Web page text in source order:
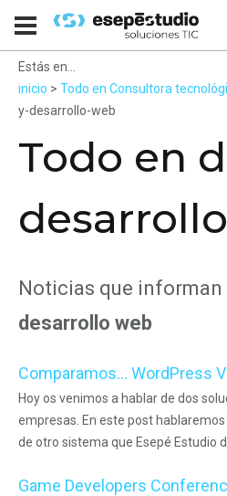
Estás en...
inicio > Todo en Consultora
y-desarrollo-web
Todo en
Noticias que informan
desarrollo web
Comparamos... WordPress
Hoy os venimos a hablar de dos
empresas. En este post
de otro sistema que Esepé Estudio
Game Developers